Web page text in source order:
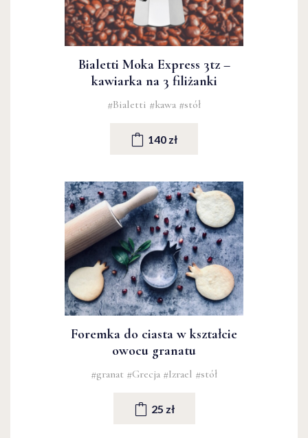
Bialetti Moka Express 3tz –
kawiarka na 3 filiżanki
#Bialetti #kawa #stół
140 zł
Foremka do ciasta w kształcie
owocu granatu
#granat #Grecja #Izrael #stół
25 zł